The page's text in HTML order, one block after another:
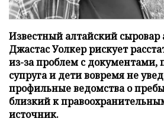
Известный алтайский
Джастас Уолкер рискует
из-за проблем с документами,
супруга и дети вовремя не
профильные ведомства о
близкий к
источник.